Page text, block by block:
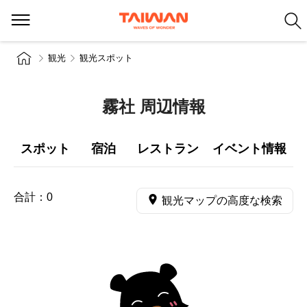
観光 観光スポット
霧社 周辺情報
スポット 宿泊 レストラン イベント情報
合計： 0 観光マップの高度な検索